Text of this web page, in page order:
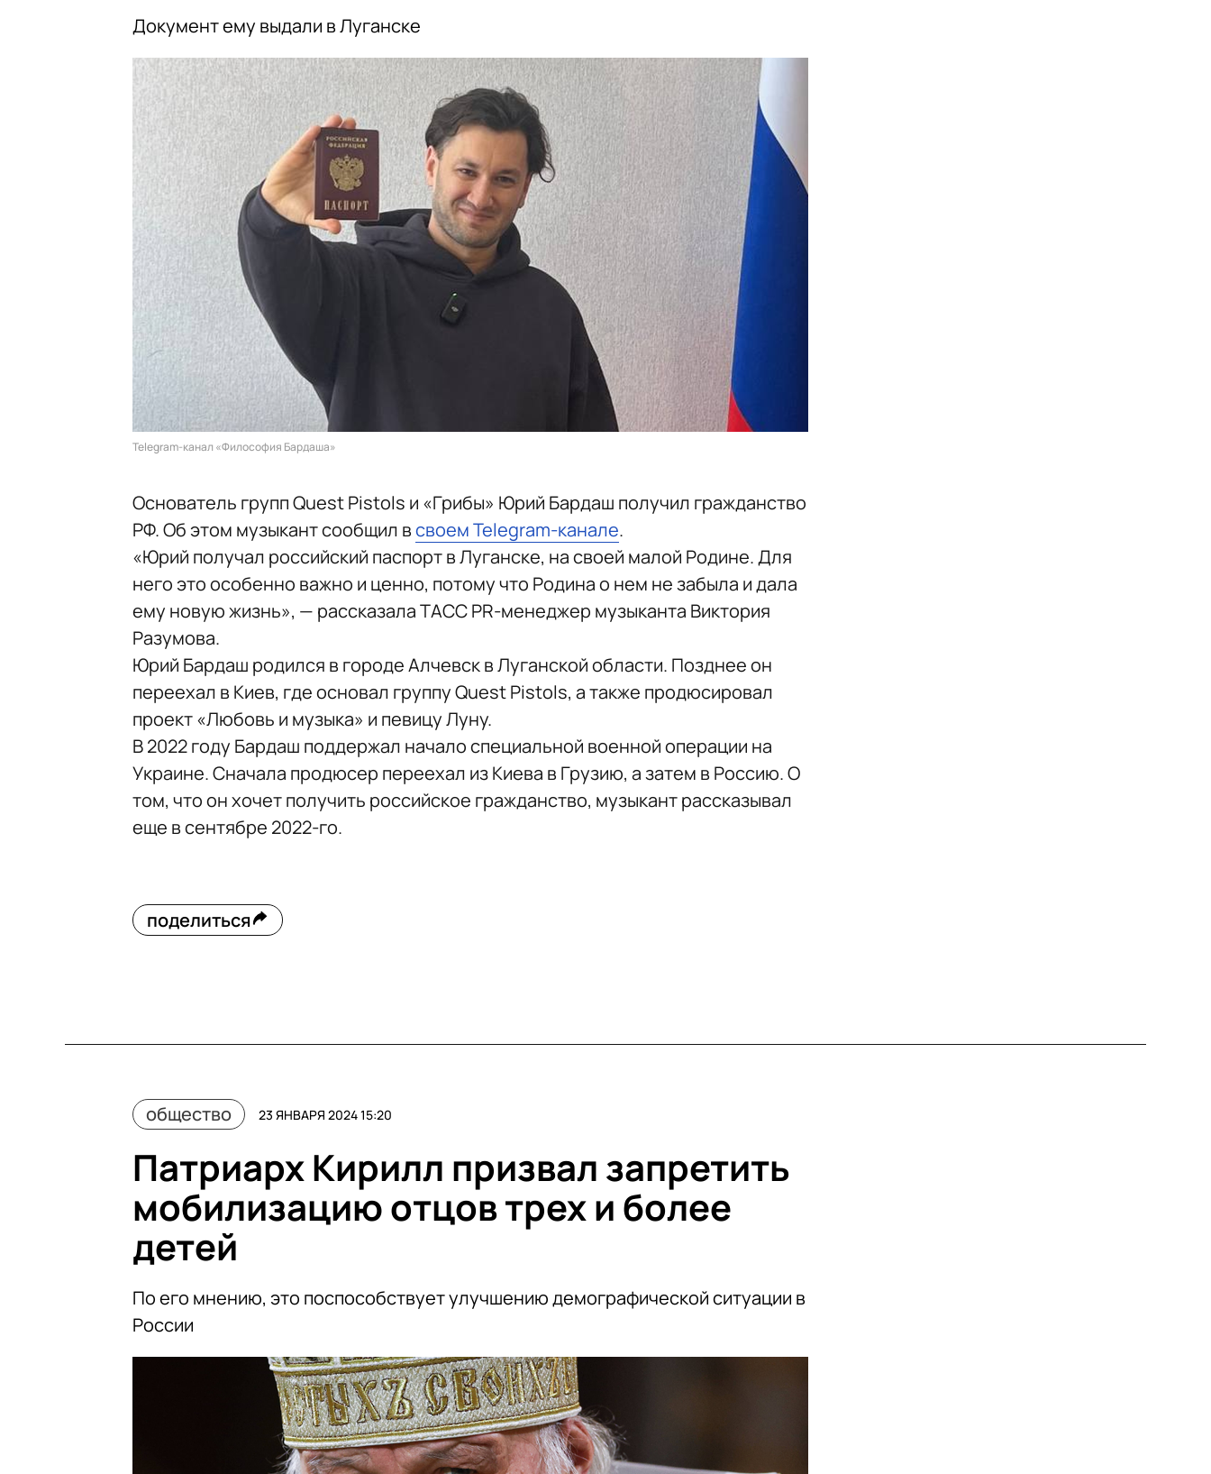
Документ ему выдали в Луганске
Telegram-канал «Философия Бардаша»
Основатель групп Quest Pistols и «Грибы» Юрий Бардаш получил гражданство
РФ. Об этом музыкант сообщил всвоем Telegram-канале.
«Юрий получал российский паспорт в Луганске, на своей малой Родине. Для
него это особенно важно и ценно, потому что Родина о нем не забыла и дала
ему новую жизнь», — рассказала ТАСС PR-менеджер музыканта Виктория
Разумова.
Юрий Бардаш родился в городе Алчевск в Луганской области. Позднее он
переехал в Киев, где основал группу Quest Pistols, а также продюсировал
проект «Любовь и музыка» и певицу Луну.
В 2022 году Бардаш поддержал начало специальной военной операции на
Украине. Сначала продюсер переехал из Киева в Грузию, а затем в Россию. О
том, что он хочет получить российское гражданство, музыкант рассказывал
еще в сентябре 2022-го.
поделиться
общество 23 ЯНВАРЯ 2024 15:20
Патриарх Кирилл призвал запретить
мобилизацию отцов трех и более
детей
По его мнению, это поспособствует улучшению демографической ситуации в
России